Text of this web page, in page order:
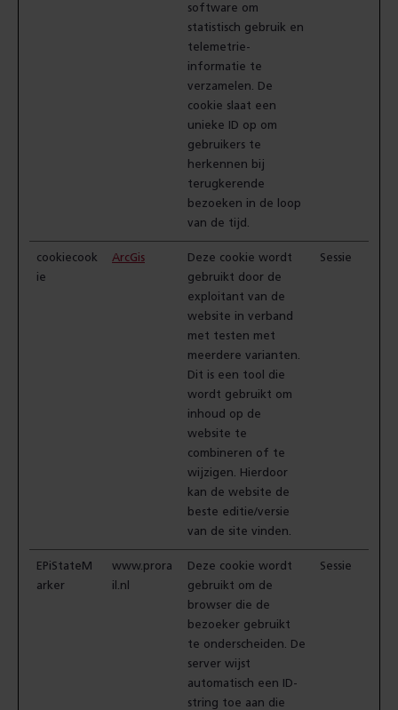
software om
statistisch gebruik en
telemetrie-
informatie te
verzamelen. De
cookie slaat een
unieke ID op om
gebruikers te
herkennen bij
terugkerende
bezoeken in de loop
van de tijd.
cookiecook
ie
ArcGis
Deze cookie wordt
gebruikt door de
exploitant van de
website in verband
met testen met
meerdere varianten.
Dit is een tool die
wordt gebruikt om
inhoud op de
website te
combineren of te
wijzigen. Hierdoor
kan de website de
beste editie/versie
van de site vinden.
Sessie
EPiStateM
arker
www.prora
il.nl
Deze cookie wordt
gebruikt om de
browser die de
bezoeker gebruikt
te onderscheiden. De
server wijst
automatisch een ID-
string toe aan die
Sessie